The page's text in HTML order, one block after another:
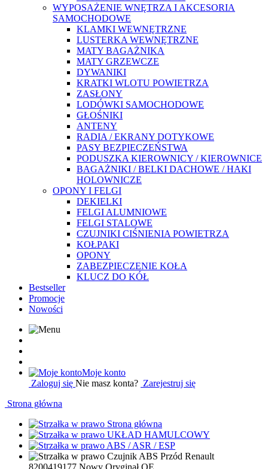
WYPOSAŻENIE WNĘTRZA I AKCESORIA
SAMOCHODOWE
KLAMKI WEWNĘTRZNE
LUSTERKA WEWNĘTRZNE
MATY BAGAŻNIKA
MATY GRZEWCZE
DYWANIKI
KRATKI WLOTU POWIETRZA
ZASŁONY
LODÓWKI SAMOCHODOWE
GŁOŚNIKI
ANTENY
RADIA / EKRANY DOTYKOWE
PASY BEZPIECZEŃSTWA
PODUSZKA KIEROWNICY / KIEROWNICE
BAGAŻNIKI / BELKI DACHOWE / HAKI
HOLOWNICZE
OPONY I FELGI
DEKIELKI
FELGI ALUMNIOWE
FELGI STALOWE
CZUJNIKI CIŚNIENIA POWIETRZA
KOŁPAKI
OPONY
ZABEZPIECZENIE KOŁA
KLUCZ DO KÓŁ
Bestseller
Promocje
Nowości
Moje konto
Zaloguj się Nie masz konta? Zarejestruj się
Strona główna
Strona główna
UKŁAD HAMULCOWY
ABS / ASR / ESP
Czujnik ABS Przód Renault
8200419177 Nowy Oryginał OE